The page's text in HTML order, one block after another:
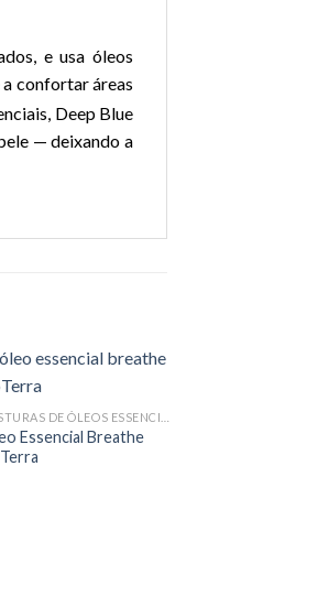
e usa óleos
confortar áreas
Deep Blue
— deixando a
Essencial Breathe